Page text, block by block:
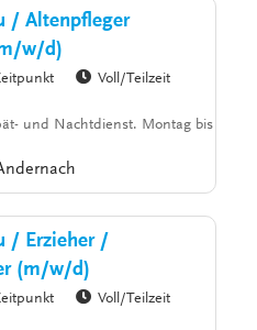
/ Altenpfleger
w/d)
Voll/Teilzeit
und Nachtdienst. Montag bis
/ Erzieher /
(m/w/d)
Voll/Teilzeit